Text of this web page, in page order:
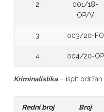
2.
001/18-
OP/V
3. 003/20-FO
4. 004/20-OP
Kriminalistika– ispit održan
Redni broj
Broj